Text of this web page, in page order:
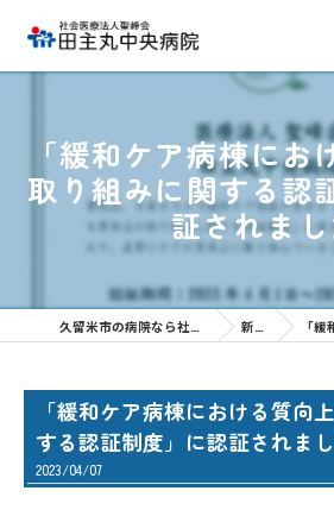
「緩和ケア病棟にお
取り組みに関する認
証されま
新着情報 「緩和ケ
「緩和ケア病棟における質向
する認証制度」に認証されま
2023/04/07